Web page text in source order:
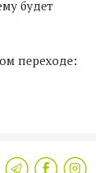
будет
переходе: